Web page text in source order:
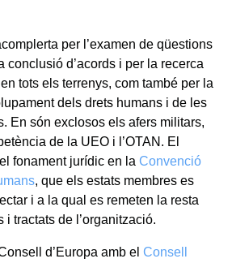
per l’examen de qüestions
conclusió d’acords i per la recerca
tots els terrenys, com també per la
dels drets humans i de les
En són exclosos els afers militars,
de la UEO i l’OTAN. El
fonament jurídic en la Convenció
, que els estats membres es
i a la qual es remeten la resta
i tractats de l’organització.
d’Europa amb el Consell